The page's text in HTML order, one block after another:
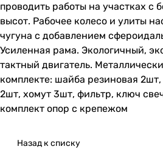
проводить работы на участках с
высот. Рабочее колесо и улиты
чугуна с добавлением
Усиленная рама. Экологичный,
тактный двигатель.
комплекте: шайба резиновая
2шт, хомут 3шт, фильтр, ключ
комплект опор с крепежом
Назад к списку